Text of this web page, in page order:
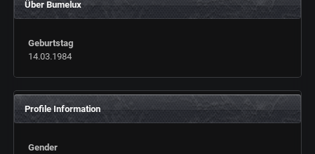
Über Bumelux
Geburtstag
14.03.1984
Profile Information
Gender